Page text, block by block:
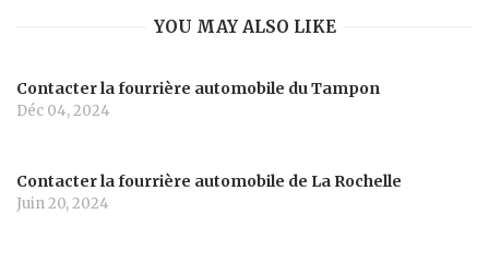
YOU MAY ALSO LIKE
Contacter la fourrière automobile du Tampon
Déc 04, 2024
Contacter la fourrière automobile de La Rochelle
Juin 20, 2024